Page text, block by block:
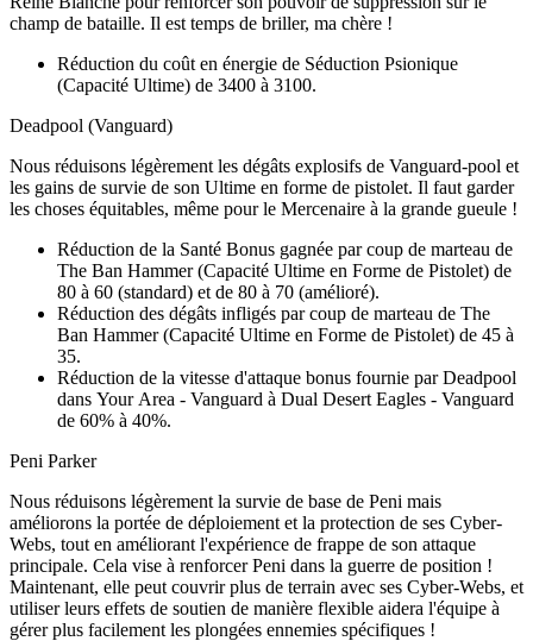
champ de bataille. Il est temps de briller, ma chère !
Réduction du coût en énergie de Séduction Psionique
(Capacité Ultime) de 3400 à 3100.
Deadpool (Vanguard)
Nous réduisons légèrement les dégâts explosifs de Vanguard-pool et
les gains de survie de son Ultime en forme de pistolet. Il faut garder
les choses équitables, même pour le Mercenaire à la grande gueule !
Réduction de la Santé Bonus gagnée par coup de marteau de
The Ban Hammer (Capacité Ultime en Forme de Pistolet) de
80 à 60 (standard) et de 80 à 70 (amélioré).
Réduction des dégâts infligés par coup de marteau de The
Ban Hammer (Capacité Ultime en Forme de Pistolet) de 45 à
35.
Réduction de la vitesse d'attaque bonus fournie par Deadpool
dans Your Area - Vanguard à Dual Desert Eagles - Vanguard
de 60% à 40%.
Peni Parker
Nous réduisons légèrement la survie de base de Peni mais
améliorons la portée de déploiement et la protection de ses Cyber-
Webs, tout en améliorant l'expérience de frappe de son attaque
principale. Cela vise à renforcer Peni dans la guerre de position !
Maintenant, elle peut couvrir plus de terrain avec ses Cyber-Webs, et
utiliser leurs effets de soutien de manière flexible aidera l'équipe à
gérer plus facilement les plongées ennemies spécifiques !